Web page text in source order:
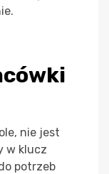
nie jest
w klucz
potrzeb